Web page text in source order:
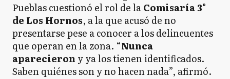
Pueblas cuestionó el rol de laComisaría 3°
de Los Hornos, a la que acusó de no
presentarse pese a conocer a los delincuentes
que operan en la zona. “Nunca
aparecieron y ya los tienen identificados.
Saben quiénes son y no hacen nada”, afirmó.